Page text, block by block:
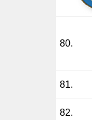
80.
81.
82.